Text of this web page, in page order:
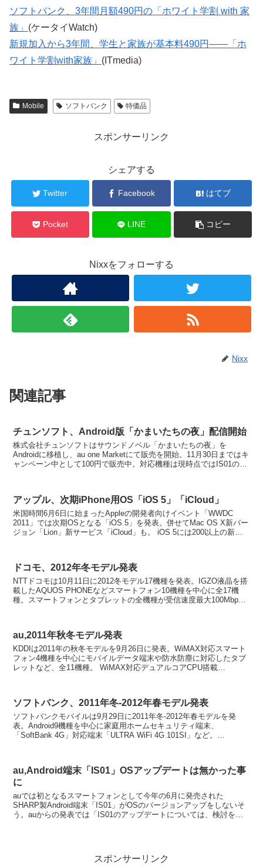
ソフトバンク、3年間月額490円の「ホワイト学割 with 家
族」 (ケータイWatch)
新規加入から3年間、学生と家族が基本料490円――「ホ
ワイト学割with家族」 (ITmedia)
Mobile ソフトバンク 特価品
スポンサーリンク
シェアする
Twitter Facebook はてブ
Pocket LINE コピー
Nixxをフォローする
Nixx
関連記事
チュンソフト、Android版「かまいたちの夜」配信開始
株式会社チュンソフトはサウンドノベル「かまいたちの夜」を
Androidに移植し、au one Marketにて販売を開始。11月30日まではキ
ャンペーン中として100円で販売中。対応機種は現時点ではIS01の
アップル、次期iPhone用OS「iOS 5」「iCloud」
米国時間6月6日に始まったAppleの開発者向けイベント「WWDC
2011」では次期OSとなる「iOS 5」を発表。併せてMac OS X新バー
ジョン「Lion」新サービス「iCloud」も。 iOS 5には200以上の新機
ドコモ、2012年冬モデル発表
NTTドコモは10月11日に2012冬モデル17機種を発表。IGZO液晶を搭
載したAQUOS PHONEなどスマートフォン10機種を中心に全17機
種。スマートフォンとタブレットの全機種が受信速度最大100Mbps
au,2011年秋冬モデル発表
KDDIは2011年の秋冬モデルを9月26日に発表。WiMAX対応スマート
フォン4機種を中心にモバイルデータ端末や防水防塵に対応したタブ
レットなど、全11機種。 WiMAX対応デュアルコアCPU搭載
ソフトバンク、2011年冬-2012年春モデル発表
ソフトバンクモバイルは9月29日に2011年冬-2012年春モデルを発
表。Android9機種を中心に家庭用ホームセキュリティ端末、
「SoftBank 4G」対応端末「ULTRA WiFi 4G 101SI」など。
au,Android端末「IS01」OSアップデートは無かった事
に
auでは初となるスマートフォンとして今年の6月に発売された
SHARP製Android端末「IS01」がOSのバージョンアップをしないそ
う。auからの発表では「IS01のアップデートについては、検討を重
スポンサーリンク